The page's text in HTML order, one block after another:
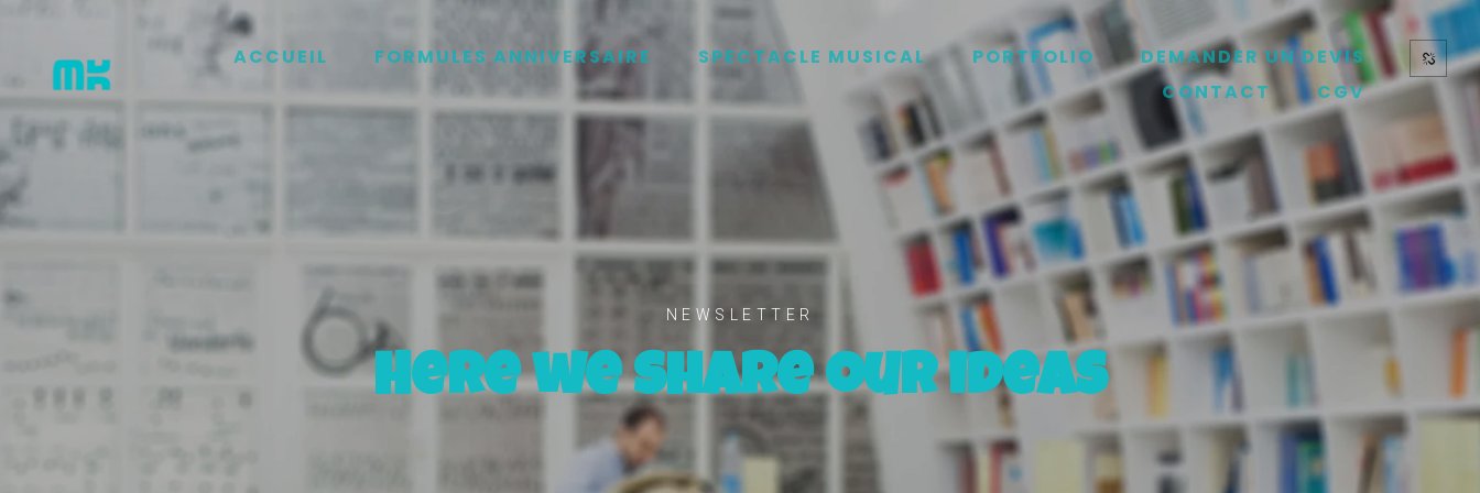
ACCUEIL FORMULES ANNIVERSAIRE SPECTACLE MUSICAL PORTFOLIO
DEMANDER UN DEVIS
CONTACT
CGV
NEWSLETTER
Here we share our ideas